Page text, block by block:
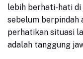
lebih berhati-hati di
sebelum berpindah
perhatikan situasi
adalah tanggung